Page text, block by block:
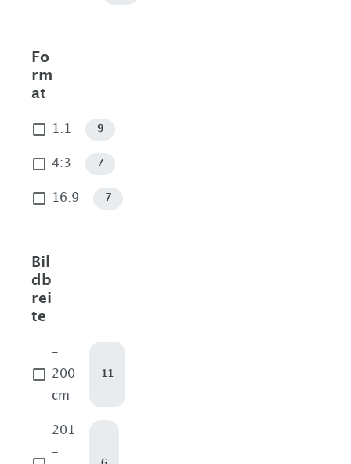
Fo
rm
at
1:1 9
4:3 7
16:9 7
Bil
db
rei
te
-
200
cm
11
201
-